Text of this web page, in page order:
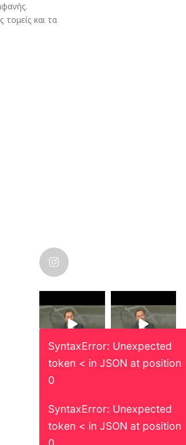
και τα
SyntaxError: Unexpected
token < in JSON at position
0
SyntaxError: Unexpected
token < in JSON at position